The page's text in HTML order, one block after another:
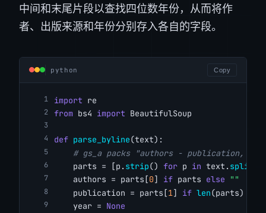
中间和末尾片段以查找四位数年份，从而将作
者、出版来源和年份分别存入各自的字段。
python Copy
import re
from bs4 import BeautifulSoup
def parse_byline(text):
# gs_a packs "authors - publication,
    parts = [p.
strip() for p in text. split
    authors = parts[
0] if parts else
""
    publication = parts[
1] if len(parts) >
    year =
None